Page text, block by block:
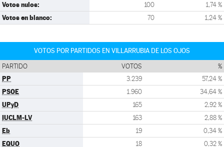
Votos nulos: 100 1,74 %
Votos en blanco: 70 1,24 %
VOTOS POR PARTIDOS EN VILLARRUBIA DE LOS OJOS
PARTIDO VOTOS %
PP 3.239 57,24 %
PSOE 1.960 34,64 %
UPyD 165 2,92 %
IUCLM-LV 163 2,88 %
Eb 19 0,34 %
EQUO 18 0,32 %